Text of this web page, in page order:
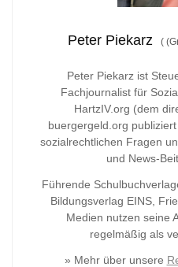
Peter Piekarz (
Peter Piekarz ist
Fachjournalist für
HartzIV.org (dem
buergergeld.org
sozialrechtlichen Fragen
und News-
Führende
Bildungsverlag EINS,
Medien nutzen seine
regelmäßig als
» Mehr über unsere